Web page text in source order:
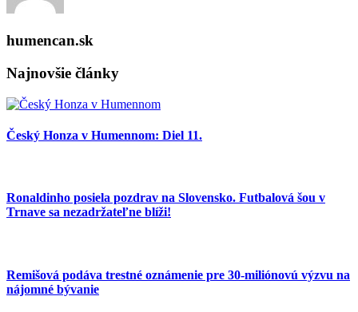
humencan.sk
Najnovšie články
Český Honza v Humennom: Diel 11.
Ronaldinho posiela pozdrav na Slovensko. Futbalová šou v
Trnave sa nezadržateľne blíži!
Remišová podáva trestné oznámenie pre 30-miliónovú výzvu na
nájomné bývanie